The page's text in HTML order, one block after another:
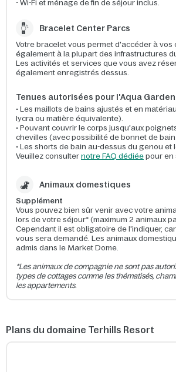
- Wi-Fi et ménage de fin de séjour inclus.
Bracelet Center Parcs
Votre bracelet vous permet d'accéder à vos
également à la plupart des infrastructures
Les activités et services que vous avez
également enregistrés dessus.
Tenues autorisées pour l'Aqua Garden
• Les maillots de bains ajustés et en
lycra ou matière équivalente).
• Pouvant couvrir le corps jusqu'aux
chevilles (avec possibilité de bonnet de
• Les shorts de bain au-dessus du genou et
Veuillez consulter notre FAQ dédiée pour en
Animaux domestiques
Supplément
Vous pouvez bien sûr venir avec votre
lors de votre séjour* (maximum 2 animaux
Cependant il est obligatoire de l'indiquer,
vous sera demandé. Les animaux
admis dans le Market Dome.
*Les animaux de compagnie ne sont pas
types de cottages comme les thématisés,
les appartements.
Plans du domaine Terhills Resort